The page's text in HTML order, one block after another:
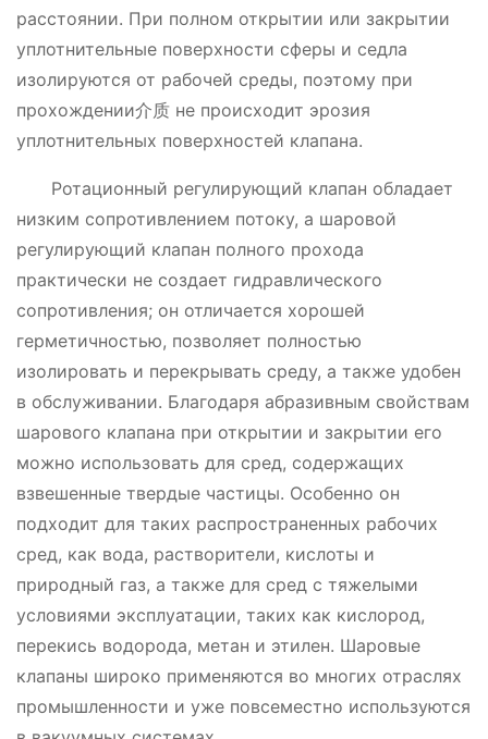
расстоянии. При полном открытии или закрытии
уплотнительные поверхности сферы и седла
изолируются от рабочей среды, поэтому при
прохождении介质 не происходит эрозия
уплотнительных поверхностей клапана.
Ротационный регулирующий клапан обладает
низким сопротивлением потоку, а шаровой
регулирующий клапан полного прохода
практически не создает гидравлического
сопротивления; он отличается хорошей
герметичностью, позволяет полностью
изолировать и перекрывать среду, а также удобен
в обслуживании. Благодаря абразивным свойствам
шарового клапана при открытии и закрытии его
можно использовать для сред, содержащих
взвешенные твердые частицы. Особенно он
подходит для таких распространенных рабочих
сред, как вода, растворители, кислоты и
природный газ, а также для сред с тяжелыми
условиями эксплуатации, таких как кислород,
перекись водорода, метан и этилен. Шаровые
клапаны широко применяются во многих отраслях
промышленности и уже повсеместно используются